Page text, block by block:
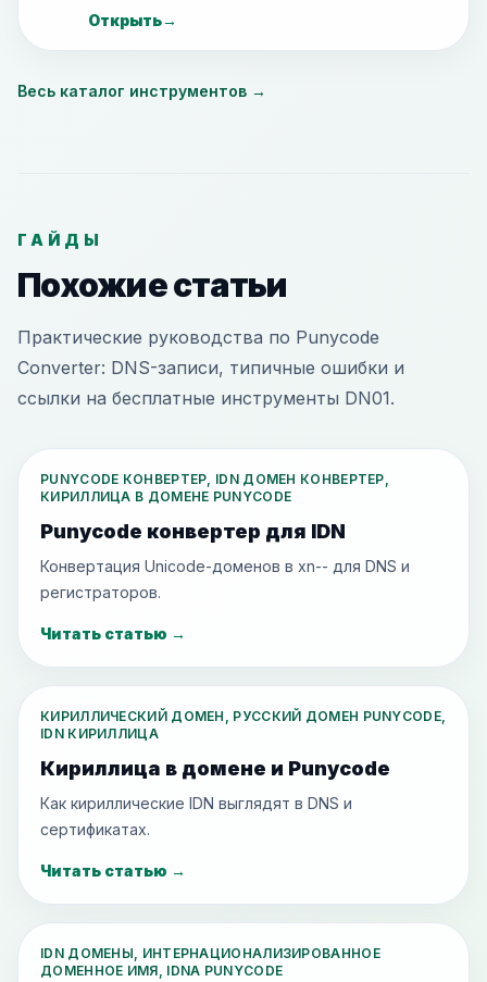
Открыть→
Весь каталог инструментов →
ГАЙДЫ
Похожие статьи
Практические руководства по Punycode
Converter: DNS-записи, типичные ошибки и
ссылки на бесплатные инструменты DN01.
PUNYCODE КОНВЕРТЕР, IDN ДОМЕН КОНВЕРТЕР,
КИРИЛЛИЦА В ДОМЕНЕ PUNYCODE
Punycode конвертер для IDN
Конвертация Unicode-доменов в xn-- для DNS и
регистраторов.
Читать статью →
КИРИЛЛИЧЕСКИЙ ДОМЕН, РУССКИЙ ДОМЕН PUNYCODE,
IDN КИРИЛЛИЦА
Кириллица в домене и Punycode
Как кириллические IDN выглядят в DNS и
сертификатах.
Читать статью →
IDN ДОМЕНЫ, ИНТЕРНАЦИОНАЛИЗИРОВАННОЕ
ДОМЕННОЕ ИМЯ, IDNA PUNYCODE